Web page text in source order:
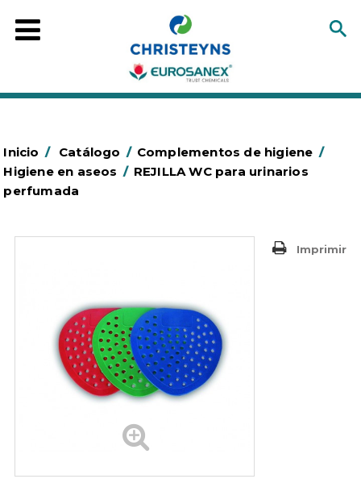
Inicio / Catálogo / Complementos de higiene /
Higiene en aseos / REJILLA WC para urinarios
perfumada
Imprimir